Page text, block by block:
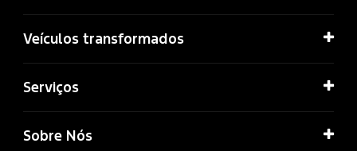
Veículos transformados
Serviços
Sobre Nós